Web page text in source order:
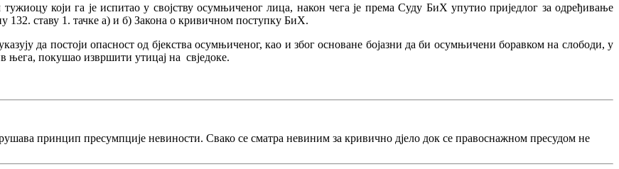
који га је испитао у својству осумњиченог лица, након чега је према Суду БиХ упутио приједлог за одређивање
132. ставу 1. тачке а) и б) Закона о кривичном поступку БиХ.
да постоји опасност од бјекства осумњиченог, као и због основане бојазни да би осумњичени боравком на слободи, у
њега, покушао извршити утицај на свједоке.
принцип пресумпције невиности. Свако се сматра невиним за кривично дјело док се правоснажном пресудом не